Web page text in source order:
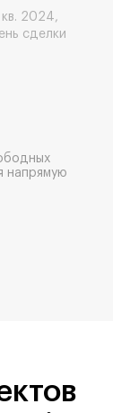
2024,
сделки
напрямую